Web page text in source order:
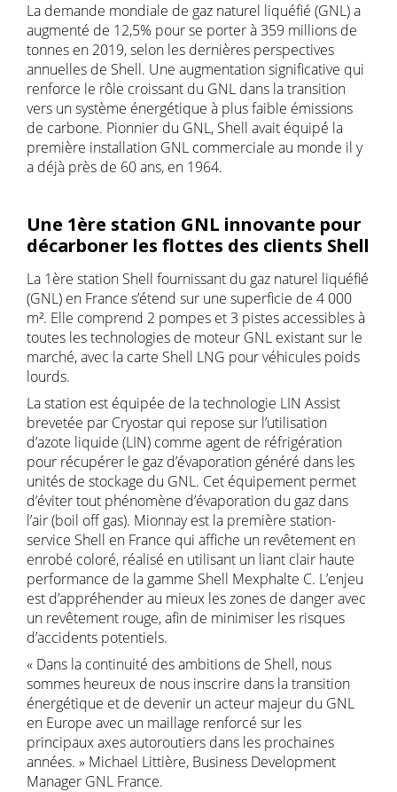
La demande mondiale de gaz naturel liquéfié (GNL) a
augmenté de 12,5% pour se porter à 359 millions de
tonnes en 2019, selon les dernières perspectives
annuelles de Shell. Une augmentation significative qui
renforce le rôle croissant du GNL dans la transition
vers un système énergétique à plus faible émissions
de carbone. Pionnier du GNL, Shell avait équipé la
première installation GNL commerciale au monde il y
a déjà près de 60 ans, en 1964.
Une 1ère station GNL innovante pour
décarboner les flottes des clients Shell
La 1ère station Shell fournissant du gaz naturel liquéfié
(GNL) en France s’étend sur une superficie de 4 000
m². Elle comprend 2 pompes et 3 pistes accessibles à
toutes les technologies de moteur GNL existant sur le
marché, avec la carte Shell LNG pour véhicules poids
lourds.
La station est équipée de la technologie LIN Assist
brevetée par Cryostar qui repose sur l’utilisation
d’azote liquide (LIN) comme agent de réfrigération
pour récupérer le gaz d’évaporation généré dans les
unités de stockage du GNL. Cet équipement permet
d’éviter tout phénomène d’évaporation du gaz dans
l’air (boil off gas). Mionnay est la première station-
service Shell en France qui affiche un revêtement en
enrobé coloré, réalisé en utilisant un liant clair haute
performance de la gamme Shell Mexphalte C. L’enjeu
est d’appréhender au mieux les zones de danger avec
un revêtement rouge, afin de minimiser les risques
d’accidents potentiels.
« Dans la continuité des ambitions de Shell, nous
sommes heureux de nous inscrire dans la transition
énergétique et de devenir un acteur majeur du GNL
en Europe avec un maillage renforcé sur les
principaux axes autoroutiers dans les prochaines
années. » Michael Littière, Business Development
Manager GNL France.